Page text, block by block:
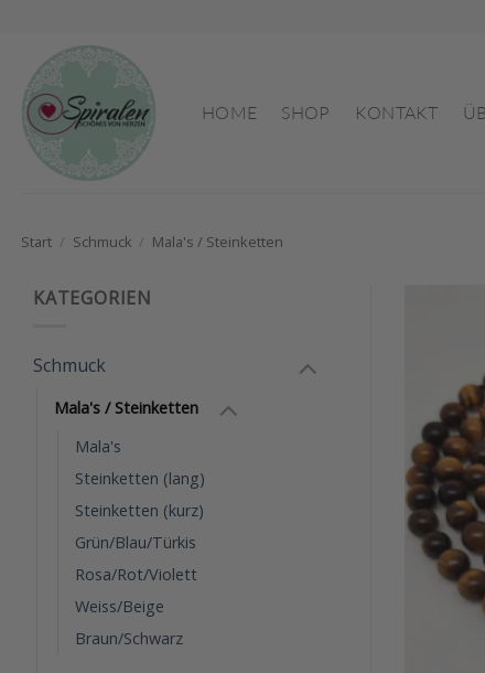
springen
HOME SHOP KONTAKT
Start / Schmuck / Mala's / Steinketten
KATEGORIEN
Schmuck
Mala's / Steinketten
Mala's
Steinketten (lang)
Steinketten (kurz)
Grün/Blau/Türkis
Rosa/Rot/Violett
Weiss/Beige
Braun/Schwarz